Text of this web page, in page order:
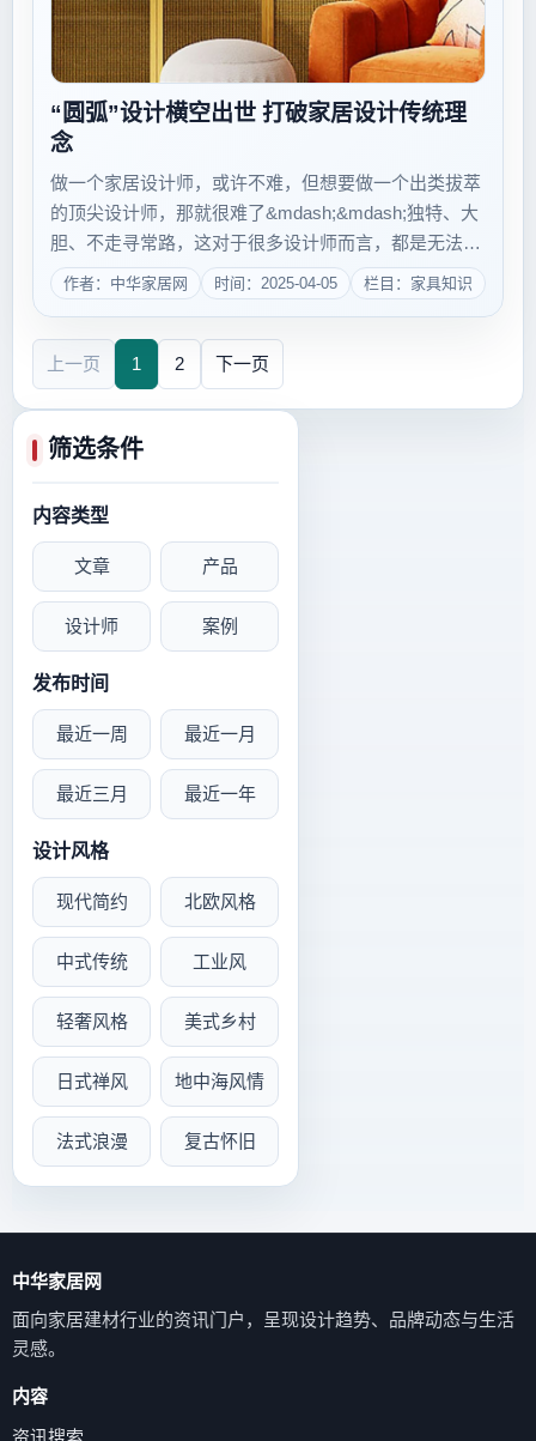
筛选条件
内容类型
文章 产品
设计师 案例
发布时间
最近一周 最近一月
最近三月 最近一年
设计风格
现代简约 北欧风格
中式传统 工业风
轻奢风格 美式乡村
日式禅风 地中海风情
法式浪漫 复古怀旧
“圆弧”设计横空出世 打破家居设计传统理
念
做一个家居设计师，或许不难，但想要做一个出类拔萃
的顶尖设计师，那就很难了&mdash;&mdash;独特、大
胆、不走寻常路，这对于很多设计师而言，都是无法望
其项背的特点，也是与顶尖设计师之间存在的差距。唯
有打破常规的勇气，才有具有引领一季潮流的可能。而
作者：中华家居网 时间：2025-04-05 栏目：家具知识
上一页 1 2 下一页
中华家居网
面向家居建材行业的资讯门户，呈现设计趋势、品牌动态与生活
灵感。
内容
资讯搜索